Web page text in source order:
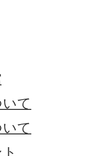
て
て